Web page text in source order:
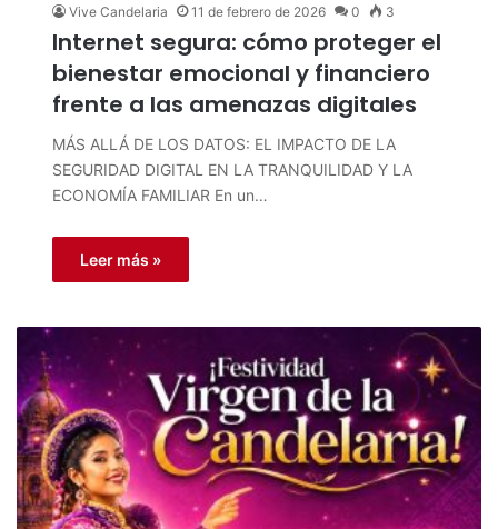
Vive Candelaria 11 de febrero de 2026 0 3
Internet segura: cómo proteger el
bienestar emocional y financiero
frente a las amenazas digitales
MÁS ALLÁ DE LOS DATOS: EL IMPACTO DE LA
SEGURIDAD DIGITAL EN LA TRANQUILIDAD Y LA
ECONOMÍA FAMILIAR En un…
Leer más »